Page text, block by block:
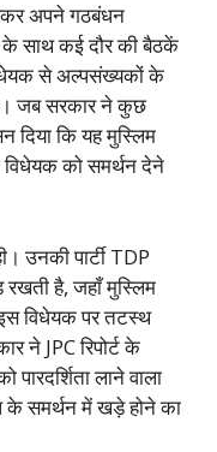
अपने गठबंधन
साथ कई दौर की बैठकें
से अल्पसंख्यकों के
जब सरकार ने कुछ
दिया कि यह मुस्लिम
विधेयक को समर्थन देने
उनकी पार्टी TDP
है, जहाँ मुस्लिम
विधेयक पर तटस्थ
ने JPC रिपोर्ट के
लाने वाला
के समर्थन में खड़े होने का